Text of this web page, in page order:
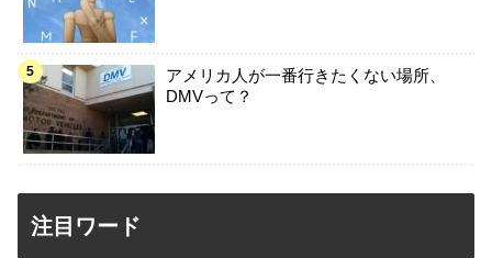
アメリカ人が一番行きたくない場所、
DMVって？
注目ワード